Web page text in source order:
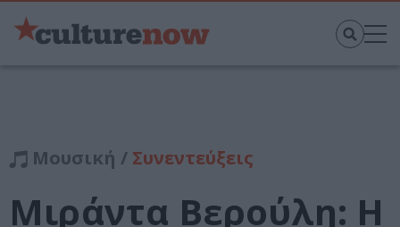
Μουσική / Συνεντεύξεις
Μιράντα Βερούλη: Η